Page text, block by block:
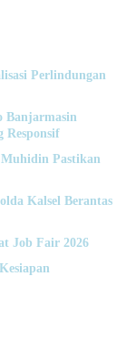
Perlindungan
Banjarmasin
Responsif
Pastikan
Kalsel Berantas
Job Fair 2026